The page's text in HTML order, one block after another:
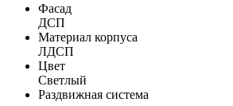
Фасад
ДСП
Материал корпуса
ЛДСП
Цвет
Светлый
Раздвижная система